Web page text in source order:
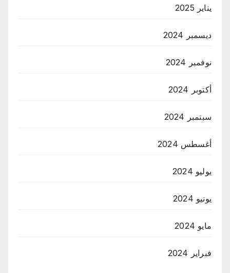
يناير 2025
ديسمبر 2024
نوفمبر 2024
أكتوبر 2024
سبتمبر 2024
أغسطس 2024
يوليو 2024
يونيو 2024
مايو 2024
فبراير 2024